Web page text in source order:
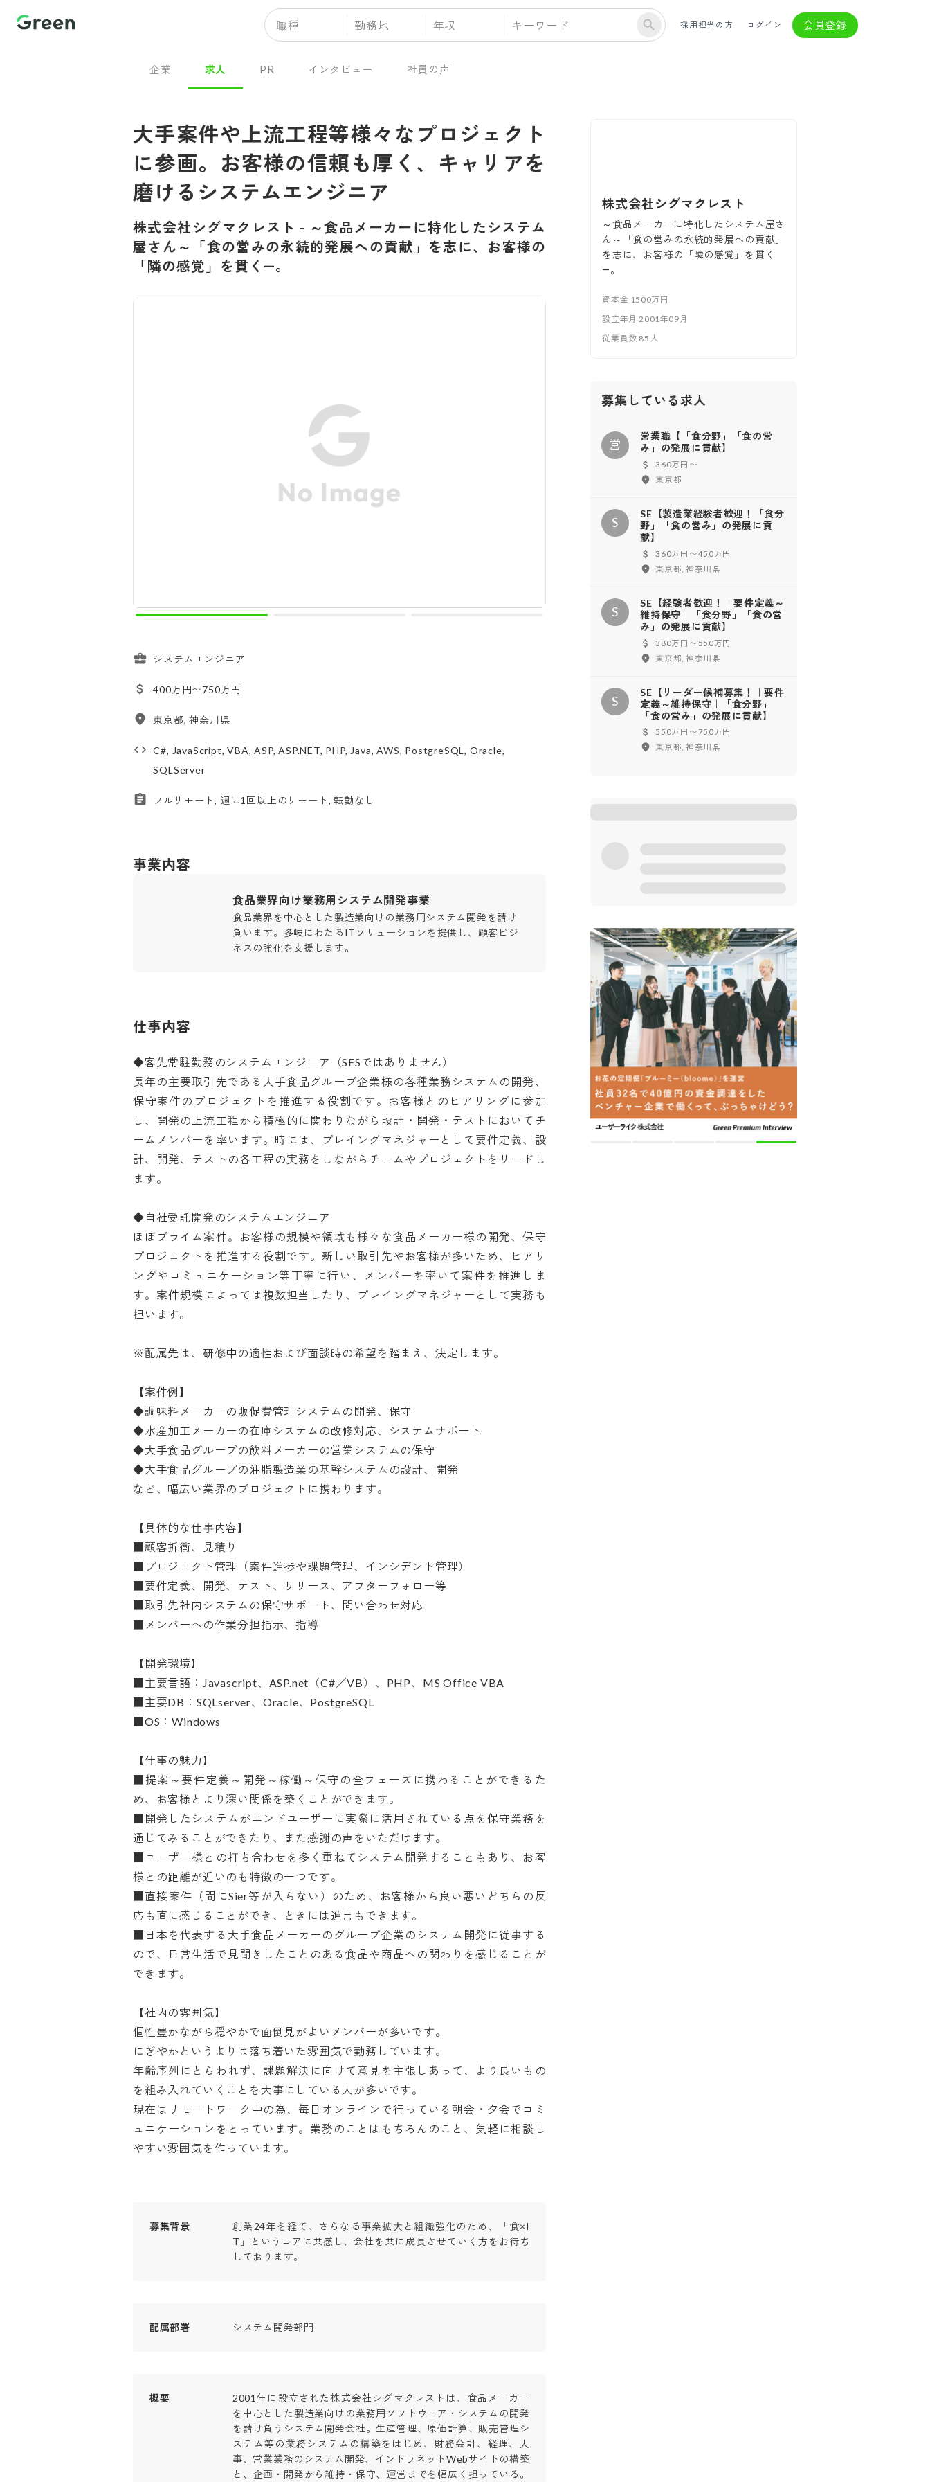
職種 勤務地 年収 採用担当の方 ログイン 会員登録
企業 求人 PR インタビュー 社員の声
大手案件や上流工程等様々なプロジェクト
に参画。お客様の信頼も厚く、キャリアを
磨けるシステムエンジニア
株式会社シグマクレスト - ～食品メーカーに特化したシステム
屋さん～「食の営みの永続的発展への貢献」を志に、お客様の
「隣の感覚」を貫く―。
システムエンジニア
400万円〜750万円
東京都, 神奈川県
C#, JavaScript, VBA, ASP, ASP.NET, PHP, Java, AWS, PostgreSQL, Oracle,
SQLServer
フルリモート, 週に1回以上のリモート, 転勤なし
事業内容
食品業界向け業務用システム開発事業
食品業界を中心とした製造業向けの業務用システム開発を請け
負います。多岐にわたるITソリューションを提供し、顧客ビジ
ネスの強化を支援します。
仕事内容
◆客先常駐勤務のシステムエンジニア（SESではありません）
長年の主要取引先である大手食品グループ企業様の各種業務システムの開発、
保守案件のプロジェクトを推進する役割です。お客様とのヒアリングに参加
し、開発の上流工程から積極的に関わりながら設計・開発・テストにおいてチ
ームメンバーを率います。時には、プレイングマネジャーとして要件定義、設
計、開発、テストの各工程の実務をしながらチームやプロジェクトをリードし
ます。
◆自社受託開発のシステムエンジニア
ほぼプライム案件。お客様の規模や領域も様々な食品メーカー様の開発、保守
プロジェクトを推進する役割です。新しい取引先やお客様が多いため、ヒアリ
ングやコミュニケーション等丁寧に行い、メンバーを率いて案件を推進しま
す。案件規模によっては複数担当したり、プレイングマネジャーとして実務も
担います。
※配属先は、研修中の適性および面談時の希望を踏まえ、決定します。
【案件例】
◆調味料メーカーの販促費管理システムの開発、保守
◆水産加工メーカーの在庫システムの改修対応、システムサポート
◆大手食品グループの飲料メーカーの営業システムの保守
◆大手食品グループの油脂製造業の基幹システムの設計、開発
など、幅広い業界のプロジェクトに携わります。
【具体的な仕事内容】
■顧客折衝、見積り
■プロジェクト管理（案件進捗や課題管理、インシデント管理）
■要件定義、開発、テスト、リリース、アフターフォロー等
■取引先社内システムの保守サポート、問い合わせ対応
■メンバーへの作業分担指示、指導
【開発環境】
■主要言語：Javascript、ASP.net（C#／VB）、PHP、MS Office VBA
■主要DB：SQLserver、Oracle、PostgreSQL
■OS：Windows
【仕事の魅力】
■提案～要件定義～開発～稼働～保守の全フェーズに携わることができるた
め、お客様とより深い関係を築くことができます。
■開発したシステムがエンドユーザーに実際に活用されている点を保守業務を
通じてみることができたり、また感謝の声をいただけます。
■ユーザー様との打ち合わせを多く重ねてシステム開発することもあり、お客
様との距離が近いのも特徴の一つです。
■直接案件（間にSier等が入らない）のため、お客様から良い悪いどちらの反
応も直に感じることができ、ときには進言もできます。
■日本を代表する大手食品メーカーのグループ企業のシステム開発に従事する
ので、日常生活で見聞きしたことのある食品や商品への関わりを感じることが
できます。
【社内の雰囲気】
個性豊かながら穏やかで面倒見がよいメンバーが多いです。
にぎやかというよりは落ち着いた雰囲気で勤務しています。
年齢序列にとらわれず、課題解決に向けて意見を主張しあって、より良いもの
を組み入れていくことを大事にしている人が多いです。
現在はリモートワーク中の為、毎日オンラインで行っている朝会・夕会でコミ
ュニケーションをとっています。業務のことはもちろんのこと、気軽に相談し
やすい雰囲気を作っています。
募集背景
創業24年を経て、さらなる事業拡⼤と組織強化のため、「食×I
T」というコアに共感し、会社を共に成長させていく方をお待ち
しております。
配属部署 システム開発部門
概要
2001年に設立された株式会社シグマクレストは、食品メーカー
を中心とした製造業向けの業務用ソフトウェア・システムの開発
を請け負うシステム開発会社。生産管理、原価計算、販売管理シ
ステム等の業務システムの構築をはじめ、財務会計、経理、人
事、営業業務のシステム開発、イントラネットWebサイトの構築
と、企画・開発から維持・保守、運営までを幅広く担っている。
株式会社シグマクレスト
～食品メーカーに特化したシステム屋さ
ん～「食の営みの永続的発展への貢献」
を志に、お客様の「隣の感覚」を貫く
―。
資本金 1500万円
設立年月 2001年09月
従業員数 85 人
募集している求人
営
営業職【「食分野」「食の営
み」の発展に貢献】
360万円〜
東京都
S
SE【製造業経験者歓迎！「食分
野」「食の営み」の発展に貢
献】
360万円〜450万円
東京都, 神奈川県
S
SE【経験者歓迎！｜要件定義～
維持保守｜「食分野」「食の営
み」の発展に貢献】
380万円〜550万円
東京都, 神奈川県
S
SE【リーダー候補募集！｜要件
定義～維持保守｜「食分野」
「食の営み」の発展に貢献】
550万円〜750万円
東京都, 神奈川県